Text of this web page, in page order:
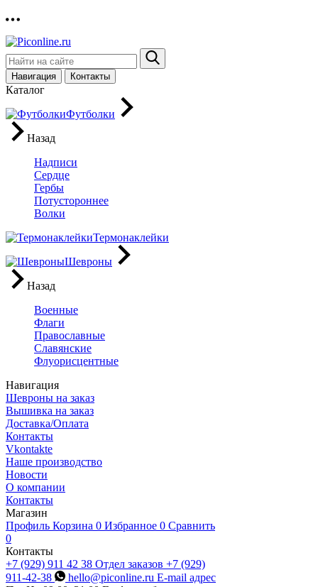
Навигация Контакты
Каталог
Футболки
Назад
Надписи
Сердце
Гербы
Потустороннее
Волки
Термонаклейки
Шевроны
Назад
Военные
Флаги
Православные
Славянские
Флуорисцентные
Навигация
Шевроны на заказ
Вышивка на заказ
Доставка/Оплата
Контакты
Vkontakte
Наше производство
Новости
О компании
Контакты
Магазин
Профиль Корзина 0 Избранное 0 Сравнить
0
Контакты
+7 (929) 911 42 38 Отдел заказов +7 (929)
911-42-38
hello@piconline.ru E-mail адрес